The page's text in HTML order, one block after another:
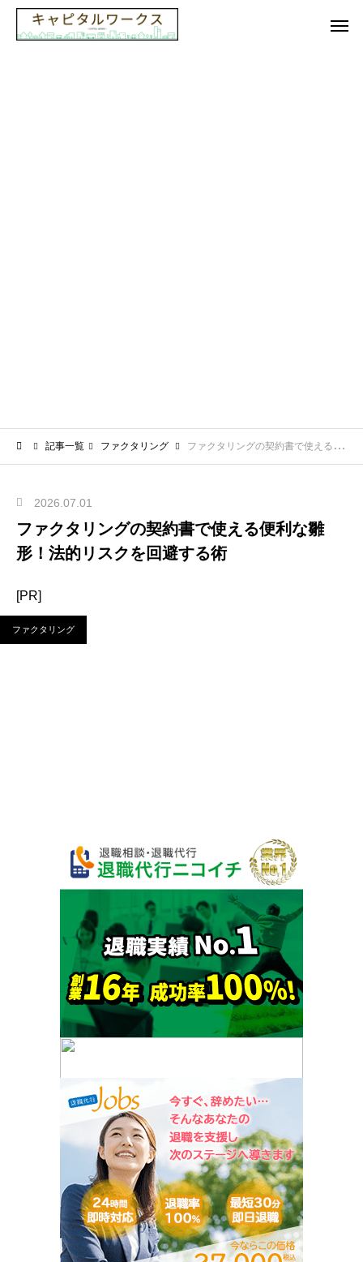
記事一覧 ファクタリング ファクタリングの契約書で使える便利な雛形！法的リスクを回避する術
2026.07.01
ファクタリングの契約書で使える便利な雛
形！法的リスクを回避する術
[PR]
ファクタリング